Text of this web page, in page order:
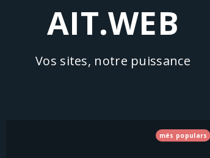
AIT.WEB
Vos sites, notre puissance
més populars